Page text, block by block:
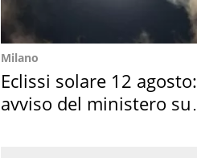
Milano
Eclissi solare 12 agosto:
avviso del ministero su